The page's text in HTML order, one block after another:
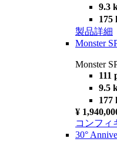
9.3
175
製品詳細
Monster
Monster
111
9.5
177
¥
コンフィ
30°